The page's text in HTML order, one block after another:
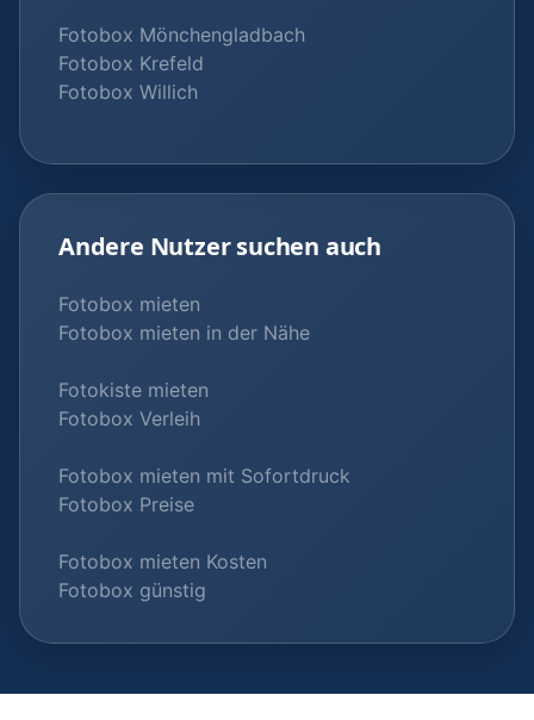
Fotobox Mönchengladbach
Fotobox Krefeld
Fotobox Willich
Andere Nutzer suchen auch
Fotobox mieten
Fotobox mieten in der Nähe
Fotokiste mieten
Fotobox Verleih
Fotobox mieten mit Sofortdruck
Fotobox Preise
Fotobox mieten Kosten
Fotobox günstig